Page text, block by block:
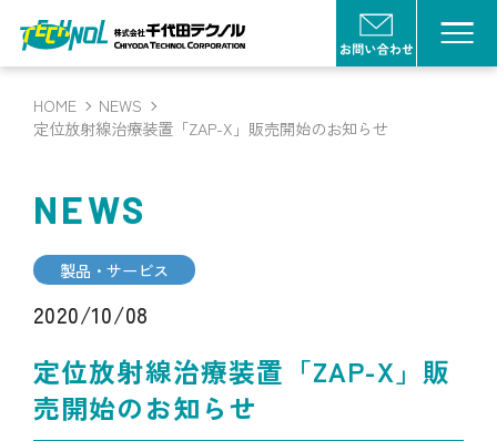
HOME
NEWS
定位放射線治療装置「ZAP-X」販売開始のお知らせ
NEWS
製品・サービス
2020/10/08
定位放射線治療装置「ZAP-X」販
売開始のお知らせ